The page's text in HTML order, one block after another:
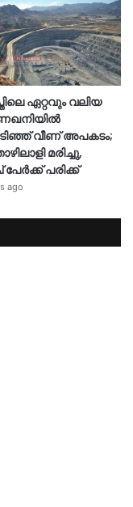
ഏറ്റവും വലിയ
വീണ് അപകടം;
മരിച്ചു,
പരിക്ക്
ago